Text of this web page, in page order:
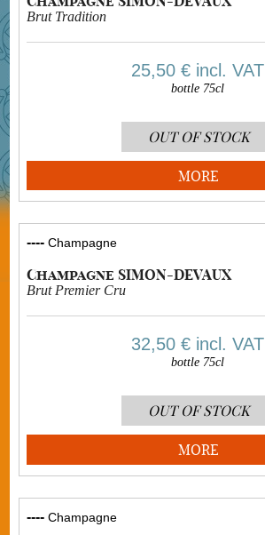
Brut Tradition
25,50 € incl. VAT
bottle 75cl
OUT OF STOCK
MORE
---- Champagne
Champagne SIMON-DEVAUX
Brut Premier Cru
32,50 € incl. VAT
bottle 75cl
OUT OF STOCK
MORE
---- Champagne